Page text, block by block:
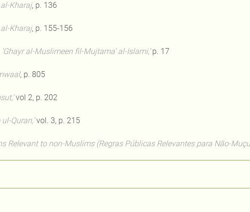
Kharaj, p. 136
Kharaj, p. 155-156
‘Ghayr al-Muslimeen fil-Mujtama’ al-Islami,’p. 17
, p. 805
vol 2, p. 202
Quran,’vol. 3, p. 215
Relevant to non-Muslims (Regras Públicas Relevantes para Não-